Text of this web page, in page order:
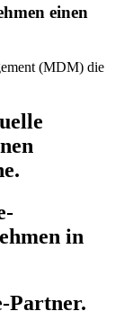
einen
(MDM) die
in
Partner.